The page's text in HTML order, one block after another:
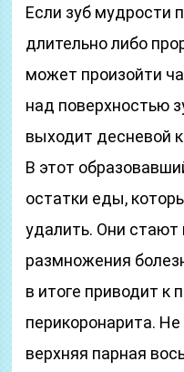
Если зуб мудрости
длительно либо
может произойти
над поверхностью
выходит десневой
В этот
остатки еды,
удалить. Они
размножения
в итоге приводит к
перикоронарита. Не
верхняя парная